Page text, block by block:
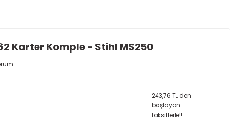
Karter Komple - Stihl MS250
243,76 TL den
başlayan
taksitlerle!!